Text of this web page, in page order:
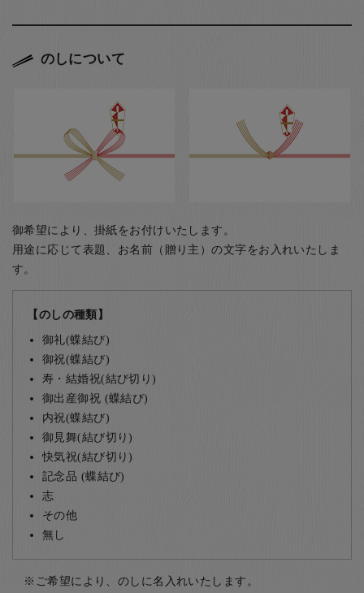
のしについて
御希望により、掛紙をお付けいたします。
用途に応じて表題、お名前（贈り主）の文字をお入れいたしま
す。
【のしの種類】
御礼(蝶結び)
御祝(蝶結び)
寿・結婚祝(結び切り)
御出産御祝 (蝶結び)
内祝(蝶結び)
御見舞(結び切り)
快気祝(結び切り)
記念品 (蝶結び)
志
その他
無し
ご希望により、のしに名入れいたします。